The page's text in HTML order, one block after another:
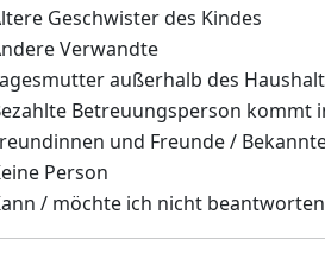
Geschwister des Kindes
Verwandte
außerhalb des
Betreuungsperson kommt
und Freunde /
Person
/ möchte ich nicht beantworten